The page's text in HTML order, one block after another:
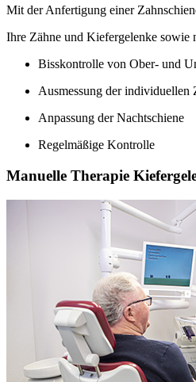
Mit der Anfertigung einer
Ihre Zähne und Kiefergelenke sowie
Bisskontrolle von Ober- und
Ausmessung der individuellen
Anpassung der Nachtschiene
Regelmäßige Kontrolle
Manuelle Therapie